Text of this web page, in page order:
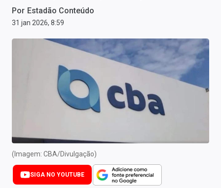
Últimas Notícias
Comprar ou vender?
Carteiras Recomendadas
Central de Fundos Imobiliários
Central dos IPOs
Por Estadão Conteúdo
31 jan 2026, 8:59
(Imagem: CBA/Divulgação)
SIGA NO YOUTUBE